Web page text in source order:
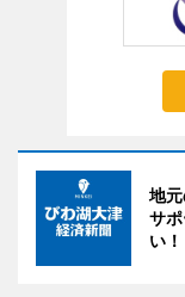
地
サ
い！